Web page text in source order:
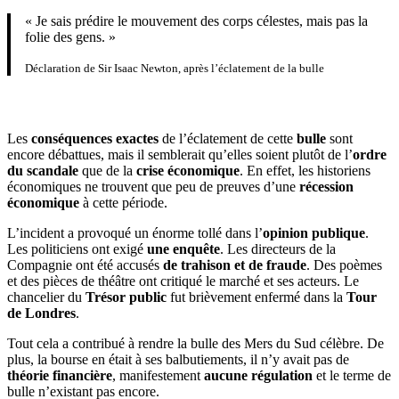
« Je sais prédire le mouvement des corps célestes, mais pas la
folie des gens. »
Déclaration de Sir Isaac Newton, après l’éclatement de la bulle
Les conséquences exactes de l’éclatement de cette bulle sont
encore débattues, mais il semblerait qu’elles soient plutôt de l’ordre
du scandale que de la crise économique. En effet, les historiens
économiques ne trouvent que peu de preuves d’une récession
économique à cette période.
L’incident a provoqué un énorme tollé dans l’opinion publique.
Les politiciens ont exigé une enquête. Les directeurs de la
Compagnie ont été accusés de trahison et de fraude. Des poèmes
et des pièces de théâtre ont critiqué le marché et ses acteurs. Le
chancelier du Trésor public fut brièvement enfermé dans la Tour
de Londres.
Tout cela a contribué à rendre la bulle des Mers du Sud célèbre. De
plus, la bourse en était à ses balbutiements, il n’y avait pas de
théorie financière, manifestementaucune régulation et le terme de
bulle n’existant pas encore.